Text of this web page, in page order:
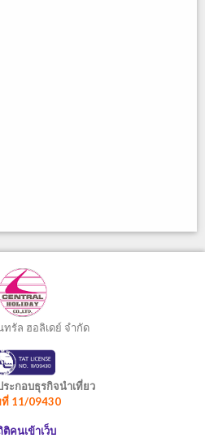
ทรัล ฮอลิเดย์ จำกัด
ะกอบธุรกิจนำเที่ยว
ที่ 11/09430
ติคนเข้าเว็บ